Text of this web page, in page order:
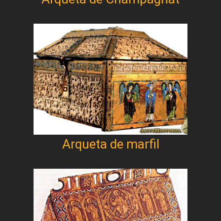
Arqueta de marfil